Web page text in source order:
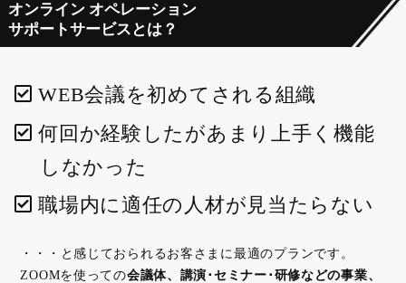
オンライン オペレーション
サポートサービスとは？
WEB会議を初めてされる組織
何回か経験したがあまり上手く機能
しなかった
職場内に適任の人材が見当たらない
・・・と感じておられるお客さまに最適のプランです。
ZOOMを使っての会議体、講演･セミナー･研修などの事業、